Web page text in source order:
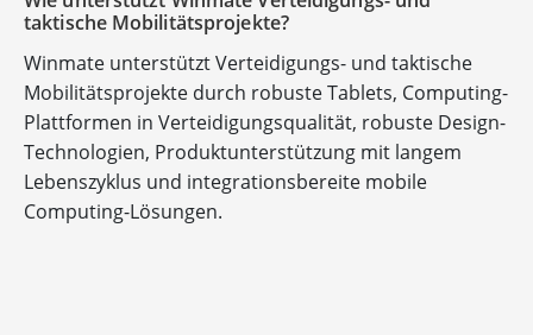
taktische Mobilitätsprojekte?
Winmate unterstützt Verteidigungs- und taktische
Mobilitätsprojekte durch robuste Tablets, Computing-
Plattformen in Verteidigungsqualität, robuste Design-
Technologien, Produktunterstützung mit langem
Lebenszyklus und integrationsbereite mobile
Computing-Lösungen.